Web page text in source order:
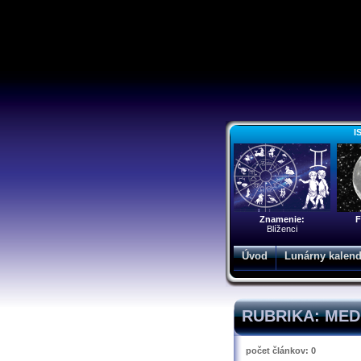
Znamenie:
Blíženci
Úvod Lunárny
RUBRIKA:
počet článkov: 0